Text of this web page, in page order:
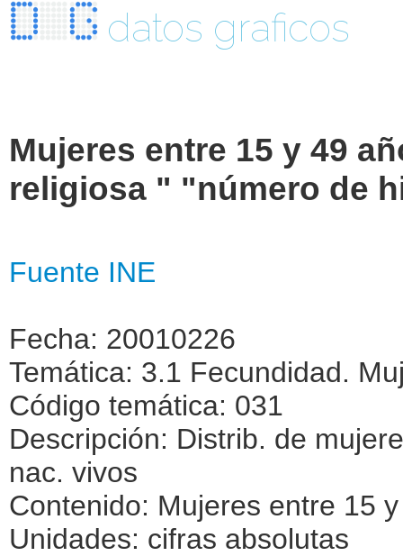
datos graficos
Mujeres entre 15 y 49
religiosa " "número de
Fuente INE
Fecha: 20010226
Temática: 3.1 Fecundidad.
Código temática: 031
Descripción: Distrib. de
nac. vivos
Contenido: Mujeres entre 15
Unidades: cifras absolutas